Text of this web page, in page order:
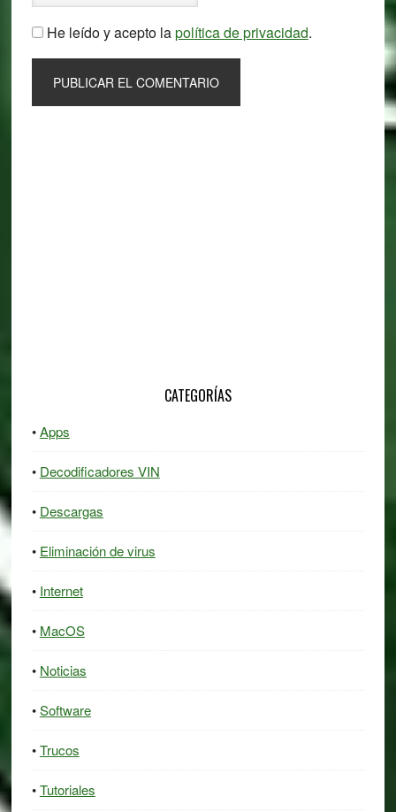
He leído y acepto lapolítica de privacidad.
CATEGORÍAS
Apps
Decodificadores VIN
Descargas
Eliminación de virus
Internet
MacOS
Noticias
Software
Trucos
Tutoriales